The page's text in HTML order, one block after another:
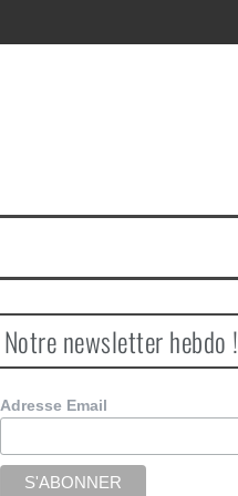
Notre newsletter hebdo !
Adresse Email